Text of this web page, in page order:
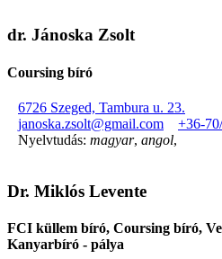
dr. Jánoska Zsolt
Coursing bíró
6726 Szeged, Tambura u. 23.
janoska.zsolt@gmail.com
+36-
Nyelvtudás: magyar, angol,
Dr. Miklós Levente
FCI küllem bíró, Coursing bíró,
Kanyarbíró - pálya